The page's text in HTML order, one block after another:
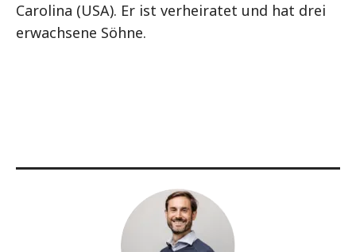
Carolina (USA). Er ist verheiratet und hat drei
erwachsene Söhne.